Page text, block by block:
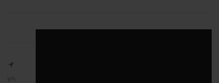
ул.